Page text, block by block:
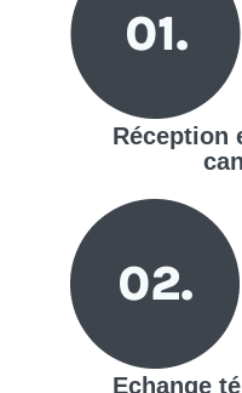
Réception
Echange